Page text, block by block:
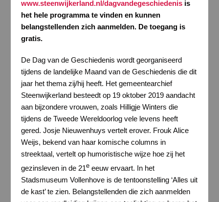
www.steenwijkerland.nl/dagvandegeschiedenisis
het hele programma te vinden en kunnen
belangstellenden zich aanmelden. De toegang is
gratis.
De Dag van de Geschiedenis wordt georganiseerd
tijdens de landelijke Maand van de Geschiedenis die dit
jaar het thema zij/hij heeft. Het gemeentearchief
Steenwijkerland besteedt op 19 oktober 2019 aandacht
aan bijzondere vrouwen, zoals Hilligje Winters die
tijdens de Tweede Wereldoorlog vele levens heeft
gered. Josje Nieuwenhuys vertelt erover. Frouk Alice
Weijs, bekend van haar komische columns in
streektaal, vertelt op humoristische wijze hoe zij het
gezinsleven in de 21eeeuw ervaart. In het
Stadsmuseum Vollenhove is de tentoonstelling ‘Alles uit
de kast’ te zien. Belangstellenden die zich aanmelden